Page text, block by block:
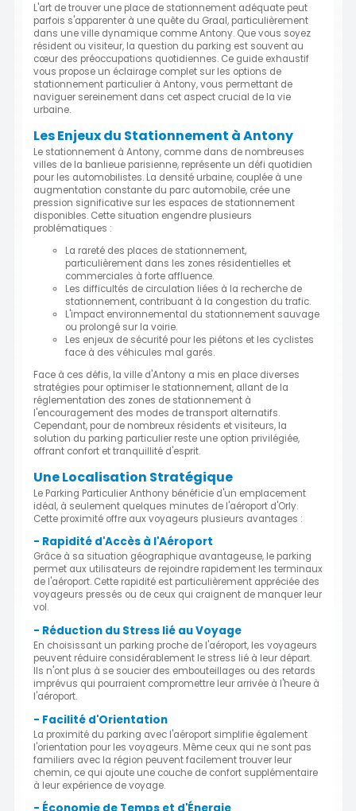
L'art de trouver une place de stationnement adéquate peut
parfois s'apparenter à une quête du Graal, particulièrement
dans une ville dynamique comme Antony. Que vous soyez
résident ou visiteur, la question du parking est souvent au
cœur des préoccupations quotidiennes. Ce guide exhaustif
vous propose un éclairage complet sur les options de
stationnement particulier à Antony, vous permettant de
naviguer sereinement dans cet aspect crucial de la vie
urbaine.
Les Enjeux du Stationnement à Antony
Le stationnement à Antony, comme dans de nombreuses
villes de la banlieue parisienne, représente un défi quotidien
pour les automobilistes. La densité urbaine, couplée à une
augmentation constante du parc automobile, crée une
pression significative sur les espaces de stationnement
disponibles. Cette situation engendre plusieurs
problématiques :
La rareté des places de stationnement,
particulièrement dans les zones résidentielles et
commerciales à forte affluence.
Les difficultés de circulation liées à la recherche de
stationnement, contribuant à la congestion du trafic.
L'impact environnemental du stationnement sauvage
ou prolongé sur la voirie.
Les enjeux de sécurité pour les piétons et les cyclistes
face à des véhicules mal garés.
Face à ces défis, la ville d'Antony a mis en place diverses
stratégies pour optimiser le stationnement, allant de la
réglementation des zones de stationnement à
l'encouragement des modes de transport alternatifs.
Cependant, pour de nombreux résidents et visiteurs, la
solution du parking particulier reste une option privilégiée,
offrant confort et tranquillité d'esprit.
Une Localisation Stratégique
Le Parking Particulier Anthony bénéficie d'un emplacement
idéal, à seulement quelques minutes de l'aéroport d'Orly.
Cette proximité offre aux voyageurs plusieurs avantages :
- Rapidité d'Accès à l'Aéroport
Grâce à sa situation géographique avantageuse, le parking
permet aux utilisateurs de rejoindre rapidement les terminaux
de l'aéroport. Cette rapidité est particulièrement appréciée des
voyageurs pressés ou de ceux qui craignent de manquer leur
vol.
- Réduction du Stress lié au Voyage
En choisissant un parking proche de l'aéroport, les voyageurs
peuvent réduire considérablement le stress lié à leur départ.
Ils n'ont plus à se soucier des embouteillages ou des retards
imprévus qui pourraient compromettre leur arrivée à l'heure à
l'aéroport.
- Facilité d'Orientation
La proximité du parking avec l'aéroport simplifie également
l'orientation pour les voyageurs. Même ceux qui ne sont pas
familiers avec la région peuvent facilement trouver leur
chemin, ce qui ajoute une couche de confort supplémentaire
à leur expérience de voyage.